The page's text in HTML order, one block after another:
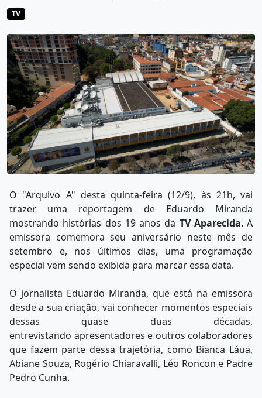
TV
O "Arquivo A" desta quinta-feira (12/9), às 21h, vai
trazer uma reportagem de Eduardo Miranda
mostrando histórias dos 19 anos da TV Aparecida. A
emissora comemora seu aniversário neste mês de
setembro e, nos últimos dias, uma programação
especial vem sendo exibida para marcar essa data.
O jornalista Eduardo Miranda, que está na emissora
desde a sua criação, vai conhecer momentos especiais
dessas quase duas décadas,
entrevistando apresentadores e outros colaboradores
que fazem parte dessa trajetória, como Bianca Láua,
Abiane Souza, Rogério Chiaravalli, Léo Roncon e Padre
Pedro Cunha.